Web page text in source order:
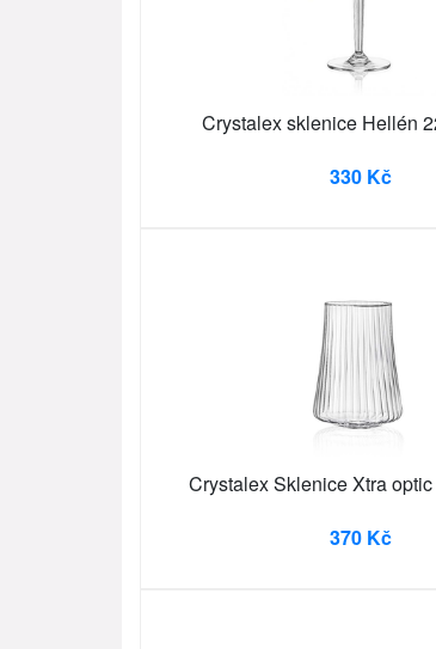
Crystalex sklenice Hellén
330 Kč
Crystalex Sklenice Xtra
370 Kč